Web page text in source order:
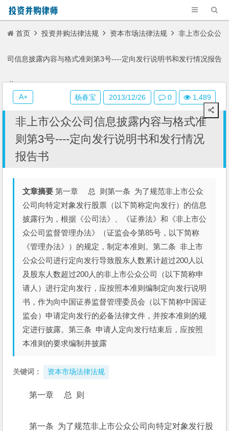
首页 投资并购法律法规 资本市场法律法规 非上市公众公
司信息披露内容与格式准则第3号----定向发行说明书和发行情况报告
书
非上市公众公司信息披露内容与格式准
则第3号----定向发行说明书和发行情况
报告书
文章摘要 第一章 总 则第一条 为了规范非上市公众
公司向特定对象发行股票（以下简称定向发行）的信息
披露行为，根据《公司法》、《证券法》和《非上市公
众公司监督管理办法》（证监会令第85号，以下简称
《管理办法》）的规定，制定本准则。第二条 非上市
公众公司进行定向发行导致股东人数累计超过200人以
及股东人数超过200人的非上市公众公司（以下简称申
请人）进行定向发行，应按照本准则编制定向发行说明
书，作为向中国证券监督管理委员会（以下简称中国证
监会）申请定向发行的必备法律文件，并按本准则的规
定进行披露。第三条 申请人定向发行结束后，应按照
本准则的要求编制并披露
关键词： 资本市场法律法规
第一章　 总  则
第一条  为了规范非上市公众公司向特定对象发行股
杨春宝 2013/12/26 0 1,489
A+